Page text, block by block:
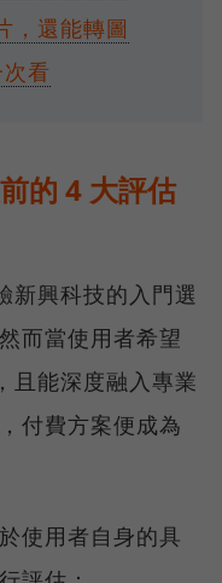
，還能轉圖
看
的 4 大評估
新興科技的入門選
而當使用者希望
且能深度融入專業
付費方案便成為
使用者自身的具